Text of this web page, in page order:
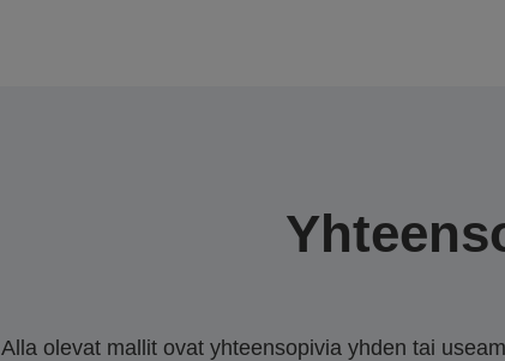
Alla olevat mallit ovat yhteensopivia yhden tai